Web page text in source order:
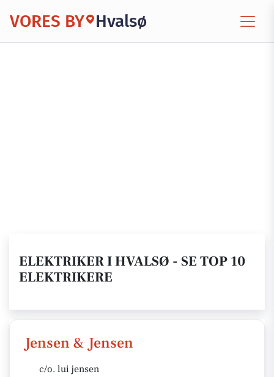
VORES BY Hvalsø
ELEKTRIKER I HVALSØ - SE TOP 10
ELEKTRIKERE
Jensen & Jensen
c/o. lui jensen